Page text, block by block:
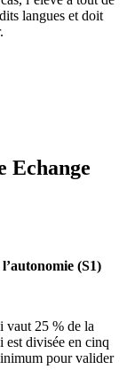
langues et doit
Echange
(S1)
vaut 25 % de la
est divisée en cinq
pour valider